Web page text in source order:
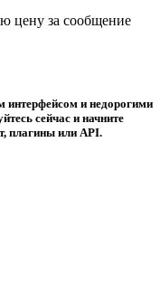
цену за сообщение
и недорогими
сейчас и начните
плагины или API.